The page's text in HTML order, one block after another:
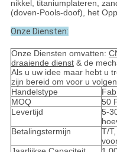
nikkel, titaniumplateren,
(doven-Pools-doof), het
Onze Diensten:
Onze Diensten omvatten:
draaiende dienst& de
Als u uw idee maar hebt u
zijn bereid om voor u
Handelstype
MOQ
50
Levertijd
5-
Betalingstermijn
T/